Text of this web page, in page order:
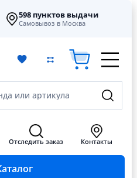
598 пунктов выдачи
Самовывоз в Москва
или артикула
Отследить заказ Контакты